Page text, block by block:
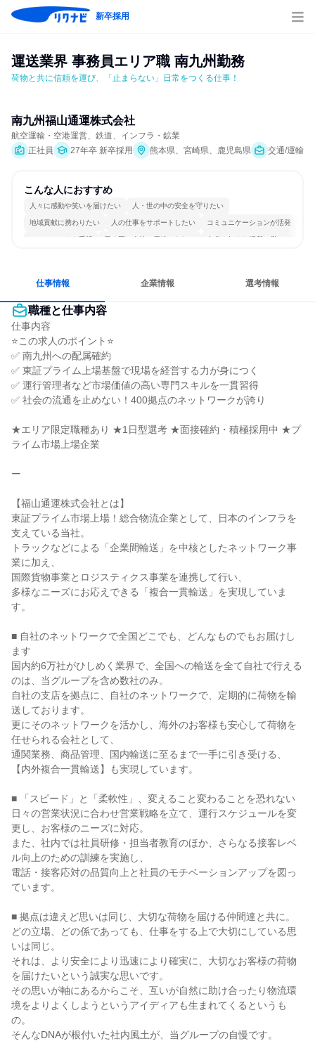
新卒採用
運送業界 事務員エリア職 南九州勤務
荷物と共に信頼を運び、「止まらない」日常をつくる仕事！
南九州福山通運株式会社
航空運輸・空港運営、鉄道、インフラ・鉱業
正社員
27年卒 新卒採用 熊本県、宮崎県、鹿児島県 交通/運輸
こんな人におすすめ
人々に感動や笑いを届けたい 人・世の中の安全を守りたい
地域貢献に携わりたい 人の仕事をサポートしたい コミュニケーションが活発
チームワークを重視 長く同じ会社に居続けられる 自分の好きな場所で働ける
仕事情報 企業情報 選考情報
職種と仕事内容
仕事内容
⭐この求人のポイント⭐
✅ 南九州への配属確約
✅ 東証プライム上場基盤で現場を経営する力が身につく
✅ 運行管理者など市場価値の高い専門スキルを一貫習得
✅ 社会の流通を止めない！400拠点のネットワークが誇り
★エリア限定職種あり ★1日型選考 ★面接確約・積極採用中 ★プ
ライム市場上場企業
ー
【福山通運株式会社とは】
東証プライム市場上場！総合物流企業として、日本のインフラを
支えている当社。
トラックなどによる「企業間輸送」を中核としたネットワーク事
業に加え、
国際貨物事業とロジスティクス事業を連携して行い、
多様なニーズにお応えできる「複合一貫輸送」を実現していま
す。
■ 自社のネットワークで全国どこでも、どんなものでもお届けし
ます
国内約6万社がひしめく業界で、全国への輸送を全て自社で行える
のは、当グループを含め数社のみ。
自社の支店を拠点に、自社のネットワークで、定期的に荷物を輸
送しております。
更にそのネットワークを活かし、海外のお客様も安心して荷物を
任せられる会社として、
通関業務、商品管理、国内輸送に至るまで一手に引き受ける、
【内外複合一貫輸送】も実現しています。
■ 「スピード」と「柔軟性」、変えること変わることを恐れない
日々の営業状況に合わせ営業戦略を立て、運行スケジュールを変
更し、お客様のニーズに対応。
また、社内では社員研修・担当者教育のほか、さらなる接客レベ
ル向上のための訓練を実施し、
電話・接客応対の品質向上と社員のモチベーションアップを図っ
ています。
■ 拠点は違えど思いは同じ、大切な荷物を届ける仲間達と共に。
どの立場、どの係であっても、仕事をする上で大切にしている思
いは同じ。
それは、より安全により迅速により確実に、大切なお客様の荷物
を届けたいという誠実な思いです。
その思いが軸にあるからこそ、互いが自然に助け合ったり物流環
境をよりよくしようというアイディアも生まれてくるというも
の。
そんなDNAが根付いた社内風土が、当グループの自慢です。